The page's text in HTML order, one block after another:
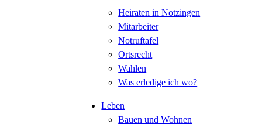
Heiraten in Notzingen
Mitarbeiter
Notruftafel
Ortsrecht
Wahlen
Was erledige ich wo?
Leben
Bauen und Wohnen